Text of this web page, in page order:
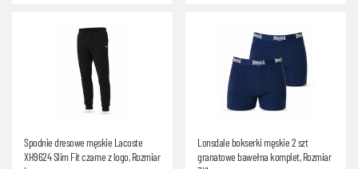
Spodnie dresowe męskie Lacoste
XH9624 Slim Fit czarne z logo, Rozmiar
Lonsdale bokserki męskie 2 szt
granatowe bawełna komplet, Rozmiar